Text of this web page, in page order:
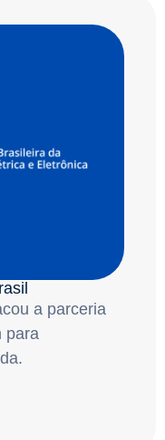
a parceria
para